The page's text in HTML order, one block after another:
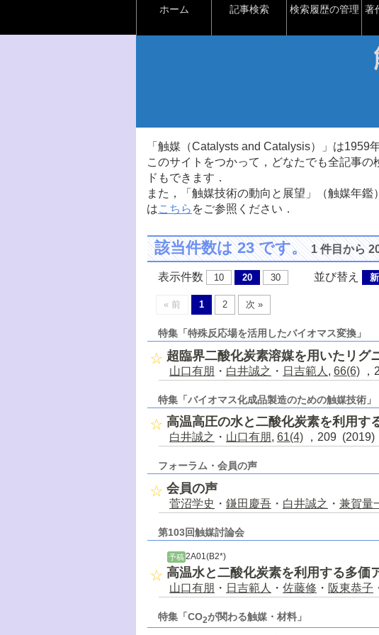
ホーム 記事検索 検索履歴の管理 著
「触媒（Catalysts and Catalysis）」は1959
このサイトをつかって，どなたでも全記事
ドもできます．
また，「触媒技術の動向と展望」（触媒年
はこちら をご参照ください．
該当件数は 23 です。1 件目から
表示件数 10 20 30 並び替え
« 前 1 2 次 »
特集「特殊反応場を活用したバイオマス変換」
超臨界二酸化炭素溶媒を用いたリグ
山口有朋 ・ 白井誠之 ・ 日吉範人 , 66(6) ，
特集「バイオマス化成品製造のための触媒技術」
高温高圧の水と二酸化炭素を利用す
白井誠之 ・ 山口有朋, 61(4) ，209 (2019)
フォーラム・会員の声
会員の声
菅沼学史 ・ 鎌田慶吾 ・ 白井誠之 ・ 兼賀量
第103回触媒討論会
予稿 2A01(B2*)
高温水と二酸化炭素を利用する多価
山口有朋 ・ 日吉範人 ・ 佐藤修 ・ 阪東恭子
特集「CO2が関わる触媒・材料」